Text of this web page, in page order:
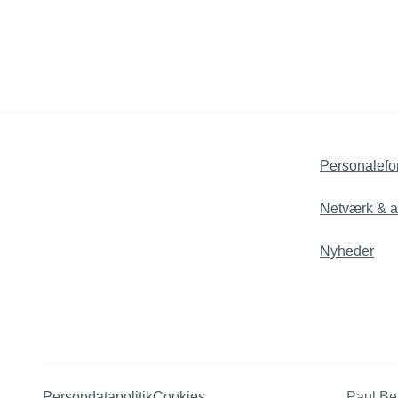
Netværk &
Nyheder